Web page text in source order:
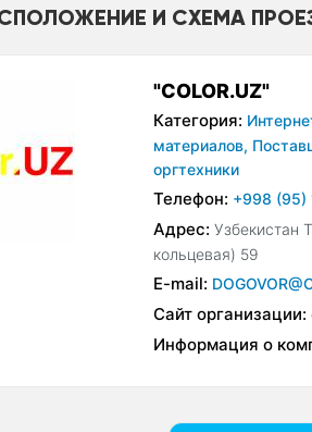
И СХЕМА
"COLOR.UZ"
Категория:
материалов,
оргтехники
Телефон: +998 (95)
Адрес: Узбекистан
кольцевая) 59
E-mail:
Сайт организации:
Информация о